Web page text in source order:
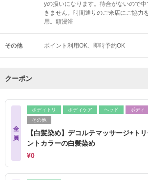
yの扱いになります。待合がないので
きません。時間通りのご来店にご協力
用。頭浸浴
その他 ポイント利用OK 即時予約OK
クーポン
全
員
ボディトリ ボディケア ヘッド
ボディ
その他
【白髪染め】デコルテマッサージ+ト
ントカラーの白髪染め
¥0